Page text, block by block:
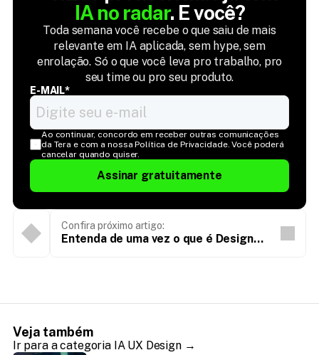
IA no radar. E você?
Toda semana você recebe o que saiu de mais
relevante em IA aplicada, sem hype, sem
enrolação. Só o que você leva pro trabalho, pro
seu time ou pro seu produto.
E-MAIL*
Ao continuar, concordo em receber outras comunicações
da Tera e com a nossa Política de Privacidade. Você poderá
cancelar quando quiser.
Assinar gratuitamente
Confira próximo artigo:
Entenda de uma vez o que é Design
Veja também
Ir para a categoria IA UX Design →